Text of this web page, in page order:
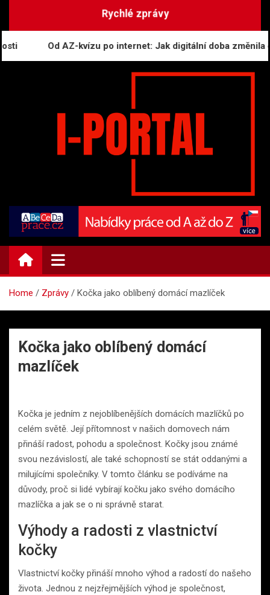
Rychlé zprávy
Od AZ-kvízu po internet: Jak digitální doba změnila
i-PORTAL.CZ | Zprávy
Informační portál
Home Zprávy Kočka jako oblíbený domácí mazlíček
Kočka jako oblíbený domácí
mazlíček
Kočka je jedním z nejoblíbenějších domácích mazlíčků po
celém světě. Její přítomnost v našich domovech nám
přináší radost, pohodu a společnost. Kočky jsou známé
svou nezávislostí, ale také schopností se stát oddanými a
milujícími společníky. V tomto článku se podíváme na
důvody, proč si lidé vybírají kočku jako svého domácího
mazlíčka a jak se o ni správně starat.
Výhody a radosti z vlastnictví
kočky
Vlastnictví kočky přináší mnoho výhod a radostí do našeho
života. Jednou z nejzřejmějších výhod je společnost,